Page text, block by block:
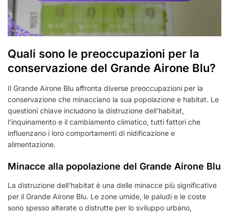
Quali sono le preoccupazioni per la
conservazione del Grande Airone Blu?
Il Grande Airone Blu affronta diverse preoccupazioni per la
conservazione che minacciano la sua popolazione e habitat. Le
questioni chiave includono la distruzione dell’habitat,
l’inquinamento e il cambiamento climatico, tutti fattori che
influenzano i loro comportamenti di nidificazione e
alimentazione.
Minacce alla popolazione del Grande Airone Blu
La distruzione dell’habitat è una delle minacce più significative
per il Grande Airone Blu. Le zone umide, le paludi e le coste
sono spesso alterate o distrutte per lo sviluppo urbano,